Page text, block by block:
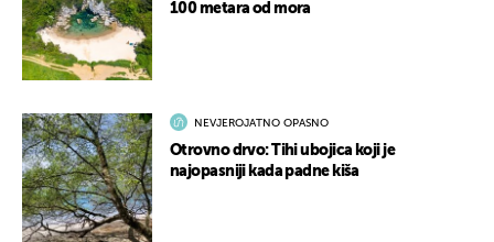
100 metara od mora
NEVJEROJATNO OPASNO
Otrovno drvo: Tihi ubojica koji je
najopasniji kada padne kiša